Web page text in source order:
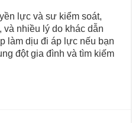
lực và sư kiểm soát,
và nhiều lý do khác dẫn
làm dịu đi áp lực nếu bạn
đột gia đình và tìm kiếm